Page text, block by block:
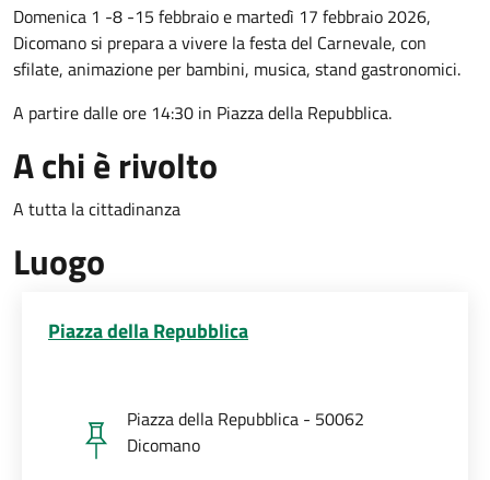
Domenica 1 -8 -15 febbraio e martedì 17 febbraio 2026,
Dicomano si prepara a vivere la festa del Carnevale, con
sfilate, animazione per bambini, musica, stand gastronomici.
A partire dalle ore 14:30 in Piazza della Repubblica.
A chi è rivolto
A tutta la cittadinanza
Luogo
Piazza della Repubblica
Piazza della Repubblica - 50062
Dicomano